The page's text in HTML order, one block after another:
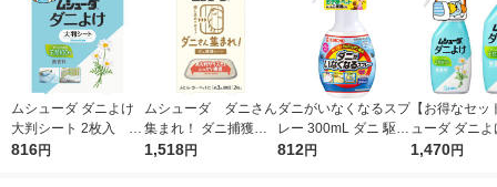
ムシューダ ダニよけ
大判シート 2枚入 ダ
ニ除け エステー
816円
ムシューダ ダニさん
集まれ！ ダニ捕獲シ
ート 1個（2枚入） エ
1,518円
ダニがいなくなるスプ
レー 300mL ダニ 駆除
スプレー 殺虫剤 対策
812円
【お得なセッ
ューダ ダニ
料 本体
1,470円